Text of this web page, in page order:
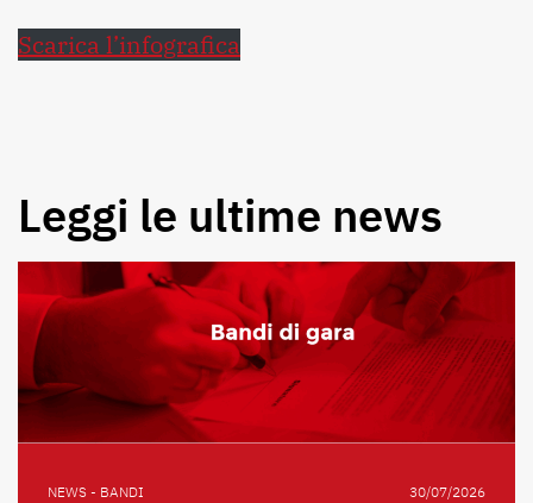
Scarica l’infografica
Leggi le ultime news
NEWS - BANDI 30/07/2026